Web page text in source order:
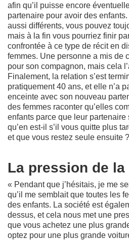
afin qu’il puisse encore
partenaire pour avoir des
aussi différents, vous pouvez
mais à la fin vous pourriez finir
confrontée à ce type de récit en
femmes. Une personne a mis de
pour son compagnon, mais cela
Finalement, la relation s’est
pratiquement 40 ans, et elle n’a
enceinte avec son nouveau
des femmes raconter qu’elles
enfants parce que leur
qu’en est-il s’il vous quitte plus
et que vous restez seule ensuite
La pression de
« Pendant que j’hésitais, je me
qu’il me semblait que toutes les
des enfants. La société est
dessus, et cela nous met une
que vous achetez une plus
optez pour une plus grande